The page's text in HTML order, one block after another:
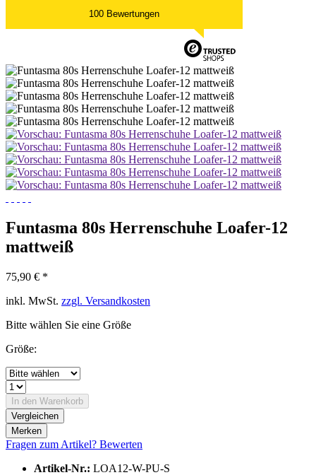
100 Bewertungen
Funtasma 80s Herrenschuhe Loafer-12
mattweiß
75,90 € *
inkl. MwSt. zzgl. Versandkosten
Bitte wählen Sie eine Größe
Größe:
In den Warenkorb
Vergleichen
Merken
Fragen zum Artikel? Bewerten
Artikel-Nr.: LOA12-W-PU-S